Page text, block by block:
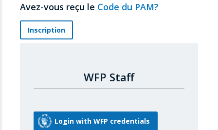
Avez-vous reçu le Code du PAM?
Inscription
WFP Staff